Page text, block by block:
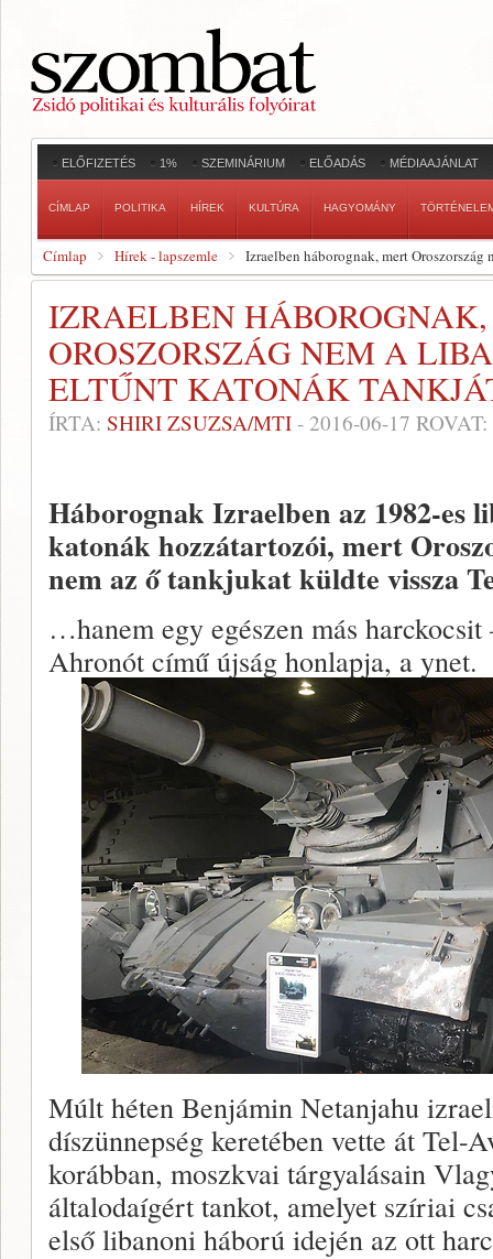
ELŐFIZETÉS 1% SZEMINÁRIUM ELŐADÁS MÉDIAAJÁNLAT
CÍMLAP POLITIKA HÍREK KULTÚRA HAGYOMÁNY
Címlap Hírek - lapszemle Izraelben háborognak, mert
IZRAELBEN
OROSZORSZÁG NEM A
ELTŰNT KATONÁK
ÍRTA: SHIRI ZSUZSA/MTI - 2016-06-17 ROVAT:
Háborognak Izraelben az 1982-es
katonák hozzátartozói, mert
nem az ő tankjukat küldte vissza
…hanem egy egészen más
Ahronót című újság honlapja, a ynet.
Múlt héten Benjámin Netanjahu
díszünnepség keretében vette át Tel-
korábban, moszkvai tárgyalásain
általodaígért tankot, amelyet szíriai
első libanoni háború idején az ott